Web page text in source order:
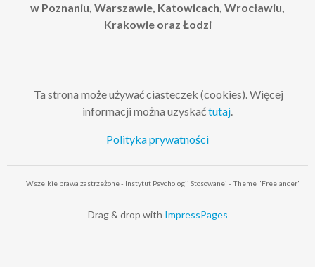
w Poznaniu, Warszawie, Katowicach, Wrocławiu,
Krakowie oraz Łodzi
Ta strona może używać ciasteczek (cookies). Więcej
informacji można uzyskaćtutaj.
Polityka prywatności
Wszelkie prawa zastrzeżone - Instytut Psychologii Stosowanej - Theme "Freelancer"
Drag & drop with ImpressPages